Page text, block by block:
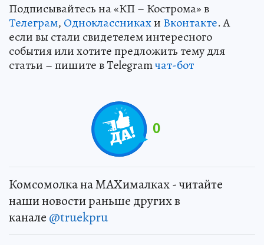
Подписывайтесь на «КП – Кострома» в
Телеграм, Одноклассникахи Вконтакте. А
если вы стали свидетелем интересного
события или хотите предложить тему для
статьи – пишите в Telegramчат-бот
0
Комсомолка на MAXималках - читайте
наши новости раньше других в
канале @truekpru